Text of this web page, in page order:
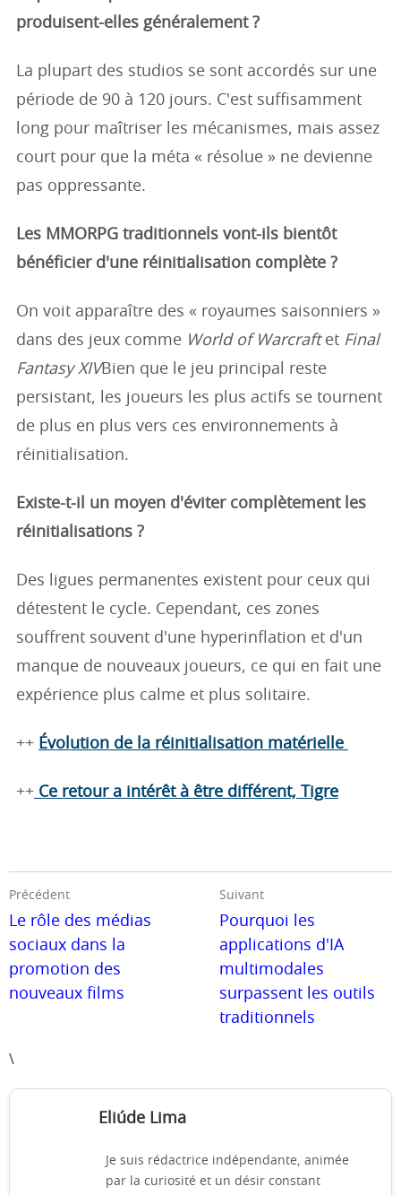
produisent-elles généralement ?
La plupart des studios se sont accordés sur une
période de 90 à 120 jours. C'est suffisamment
long pour maîtriser les mécanismes, mais assez
court pour que la méta « résolue » ne devienne
pas oppressante.
Les MMORPG traditionnels vont-ils bientôt
bénéficier d'une réinitialisation complète ?
On voit apparaître des « royaumes saisonniers »
dans des jeux comme World of Warcraftet Final
Fantasy XIVBien que le jeu principal reste
persistant, les joueurs les plus actifs se tournent
de plus en plus vers ces environnements à
réinitialisation.
Existe-t-il un moyen d'éviter complètement les
réinitialisations ?
Des ligues permanentes existent pour ceux qui
détestent le cycle. Cependant, ces zones
souffrent souvent d'une hyperinflation et d'un
manque de nouveaux joueurs, ce qui en fait une
expérience plus calme et plus solitaire.
++ Évolution de la réinitialisation matérielle
++ Ce retour a intérêt à être différent, Tigre
Précédent
Le rôle des médias
sociaux dans la
promotion des
nouveaux films
Suivant
Pourquoi les
applications d'IA
multimodales
surpassent les outils
traditionnels
\
Eliúde Lima
Je suis rédactrice indépendante, animée
par la curiosité et un désir constant